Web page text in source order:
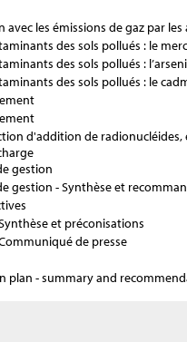
les émissions de gaz par les
des sols pollués : le
des sols pollués :
des sols pollués : le
d'addition de radionucléides,
gestion
gestion - Synthèse et
et préconisations
de presse
plan - summary and